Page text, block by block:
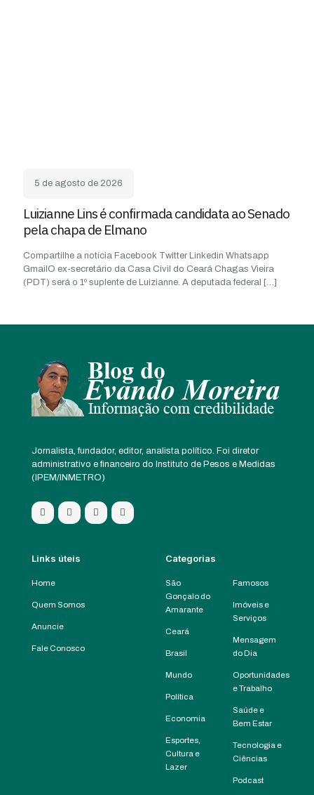
5 de agosto de 2026
Luizianne Lins é confirmada candidata ao Senado
pela chapa de Elmano
Compartilhe a notícia Facebook Twitter Linkedin Whatsapp
GmailO ex-secretário da Casa Civil do Ceará Chagas Vieira
(PDT) será o 1º suplente de Luizianne. A deputada federal […]
Jornalista, fundador, editor, analista político. Foi diretor
administrativo e financeiro do Instituto de Pesos e Medidas
(IPEM/INMETRO)
Links úteis
Home
Quem Somos
Anuncie
Fale Conosco
Categorias
São
Gonçalo do
Amarante
Ceará
Brasil
Mundo
Política
Economia
Esportes,
Cultura e
Lazer
Famosos
Imóveis e
Serviços
Mensagem
do Dia
Oportunidades
e Trabalho
Saúde e
Bem Estar
Tecnologia e
Ciências
Podcast